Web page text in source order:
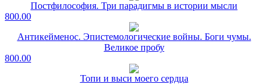
Постфилософия. Три парадигмы в истории мысли
800.00
Антикейменос. Эпистемологические войны. Боги чумы.
Великое пробу
800.00
Топи и выси моего сердца